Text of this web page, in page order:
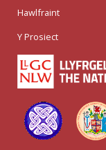
Hawlfraint
Y Prosiect